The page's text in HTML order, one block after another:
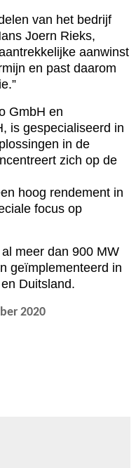
van het bedrijf
Joern Rieks,
aanwinst
en past daarom
GmbH en
is gespecialiseerd in
in de
zich op de
hoog rendement in
focus op
meer dan 900 MW
geïmplementeerd in
Duitsland.
2020